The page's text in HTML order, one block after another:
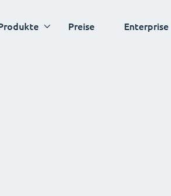
Preise Enterprise